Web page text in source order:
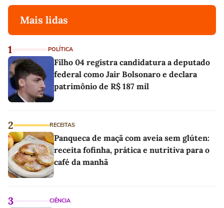
Mais lidas
1 POLÍTICA
Filho 04 registra candidatura a deputado
federal como Jair Bolsonaro e declara
patrimônio de R$ 187 mil
2 RECEITAS
Panqueca de maçã com aveia sem glúten:
receita fofinha, prática e nutritiva para o
café da manhã
3 CIÊNCIA